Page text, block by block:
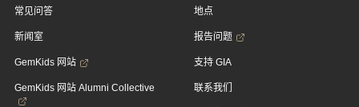
常见问答
新闻室
GemKids 网站
GemKids 网站 Alumni Collective
地点
报告问题
支持 GIA
联系我们